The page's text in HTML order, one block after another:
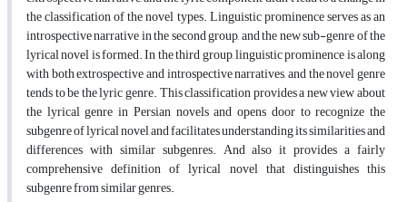
the classification of the novel types. Linguistic prominence serves as an
introspective narrative in the second group, and the new sub-genre of the
lyrical novel is formed. In the third group, linguistic prominence is along
with both extrospective and introspective narratives, and the novel genre
tends to be the lyric genre. This classification provides a new view about
the lyrical genre in Persian novels and opens door to recognize the
subgenre of lyrical novel and facilitates understanding its similarities and
differences with similar subgenres. And also it provides a fairly
comprehensive definition of lyrical novel that distinguishes this
subgenre from similar genres.